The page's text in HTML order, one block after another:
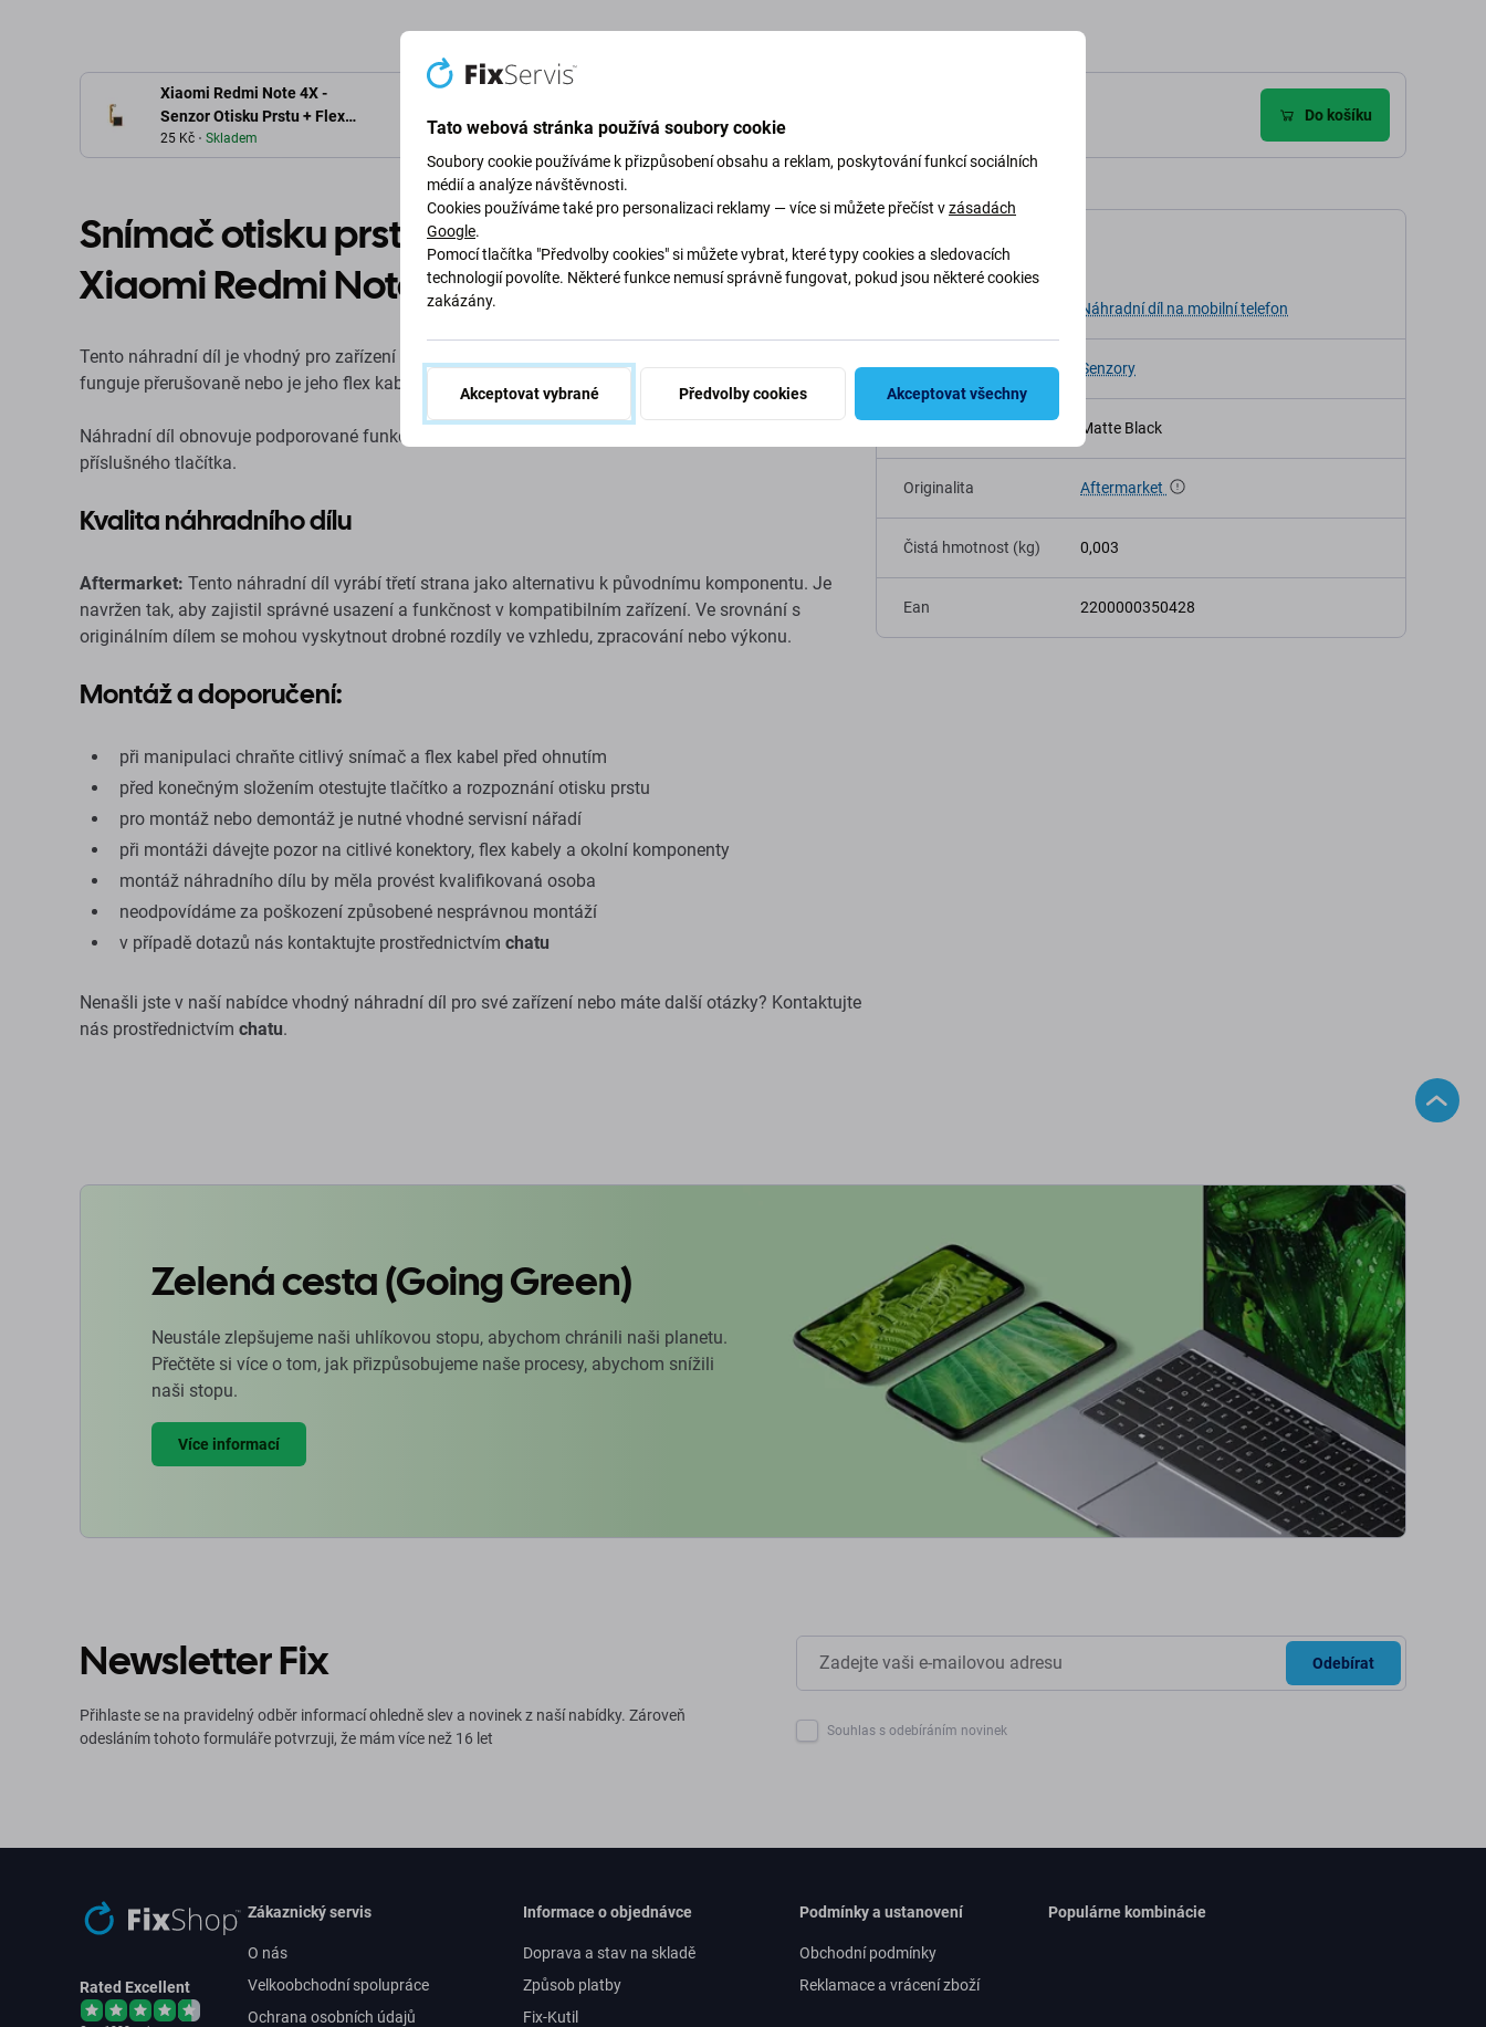
Xiaomi Redmi Note 4X -
Senzor Otisku Prstu + Flex
Kabel (Matte Black)
25 Kč Skladem
Do košíku
Snímač otisku prstu s flex kabelem pro
Xiaomi Redmi Note 4X
Tento náhradní díl je vhodný pro zařízení Xiaomi Redmi Note 4X v případě, že snímač nereaguje,
funguje přerušovaně nebo je jeho flex kabel poškozený. Je určen pro
Xiaomi Redmi Note 4X
Náhradní díl obnovuje podporované funkce snímání otisku prstu a podle provedení také funkci
příslušného tlačítka.
Kvalita náhradního dílu
Aftermarket: Tento náhradní díl vyrábí třetí strana jako alternativu k původnímu komponentu. Je
navržen tak, aby zajistil správné usazení a funkčnost v kompatibilním zařízení. Ve srovnání s
originálním dílem se mohou vyskytnout drobné rozdíly ve vzhledu, zpracování nebo výkonu.
Montáž a doporučení:
při manipulaci chraňte citlivý snímač a flex kabel před ohnutím
před konečným složením otestujte tlačítko a rozpoznání otisku prstu
pro montáž nebo demontáž je nutné vhodné servisní nářadí
při montáži dávejte pozor na citlivé konektory, flex kabely a okolní komponenty
montáž náhradního dílu by měla provést kvalifikovaná osoba
neodpovídáme za poškození způsobené nesprávnou montáží
v případě dotazů nás kontaktujte prostřednictvím chatu
Nenašli jste v naší nabídce vhodný náhradní díl pro své zařízení nebo máte další otázky? Kontaktujte
nás prostřednictvím chatu.
Specifikace
Náhradní díl na mobilní telefon
Kategorie Senzory
Matte Black
Originalita Aftermarket
Čistá hmotnost (kg) 0,003
Ean 2200000350428
Zelená cesta (Going Green)
Neustále zlepšujeme naši uhlíkovou stopu, abychom chránili naši planetu.
Přečtěte si více o tom, jak přizpůsobujeme naše procesy, abychom snížili
naši stopu.
Více informací
Newsletter Fix
Přihlaste se na pravidelný odběr informací ohledně slev a novinek z naší nabídky. Zároveň
odesláním tohoto formuláře potvrzuji, že mám více než 16 let
Odebírat
Souhlas s odebíráním novinek
Rated Excellent
Zákaznický servis
O nás
Velkoobchodní spolupráce
Ochrana osobních údajů
Informace o objednávce
Doprava a stav na skladě
Způsob platby
Fix-Kutil
Podmínky a ustanovení
Obchodní podmínky
Reklamace a vrácení zboží
Populárne kombinácie
Tato webová stránka používá soubory cookie
Soubory cookie používáme k přizpůsobení obsahu a reklam, poskytování funkcí sociálních
médií a analýze návštěvnosti.
Cookies používáme také pro personalizaci reklamy — více si můžete přečíst vzásadách
Google.
Pomocí tlačítka "Předvolby cookies" si můžete vybrat, které typy cookies a sledovacích
technologií povolíte. Některé funkce nemusí správně fungovat, pokud jsou některé cookies
zakázány.
Akceptovat vybrané Předvolby cookies Akceptovat všechny